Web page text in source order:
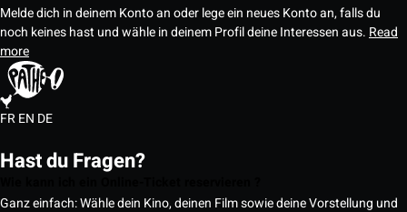
Melde dich in deinem Konto an oder lege ein neues Konto an, falls du
noch keines hast und wähle in deinem Profil deine Interessen aus. Read
more
FREN DE
Hast du Fragen?
Ganz einfach: Wähle dein Kino, deinen Film sowie deine Vorstellung und